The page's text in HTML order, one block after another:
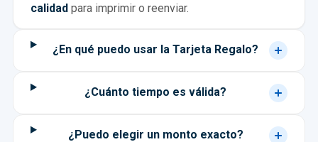
calidadpara imprimir o reenviar.
¿En qué puedo usar la Tarjeta Regalo?
¿Cuánto tiempo es válida?
¿Puedo elegir un monto exacto?